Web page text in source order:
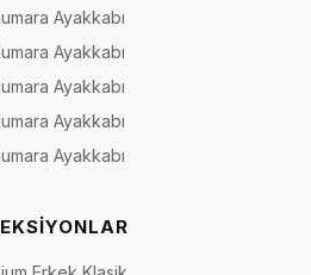
spor modeller
Bağcıklı bot, fermuarlı bot,
Chelsea ve yüksek bilekli
modeller
Ayakkabı
Ayakkabı
Ayakkabı
Ayakkabı
Ayakkabı